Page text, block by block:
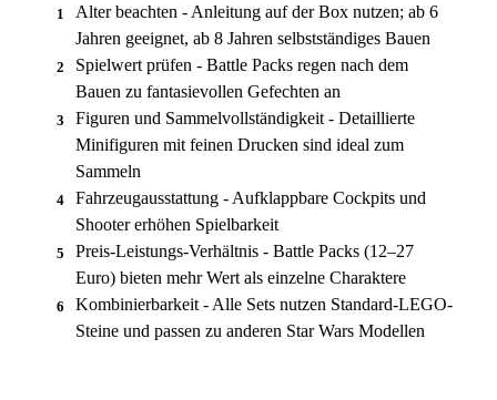
1
Alter beachten - Anleitung auf der Box nutzen; ab 6
Jahren geeignet, ab 8 Jahren selbstständiges Bauen
2
Spielwert prüfen - Battle Packs regen nach dem
Bauen zu fantasievollen Gefechten an
3
Figuren und Sammelvollständigkeit - Detaillierte
Minifiguren mit feinen Drucken sind ideal zum
Sammeln
4
Fahrzeugausstattung - Aufklappbare Cockpits und
Shooter erhöhen Spielbarkeit
5
Preis-Leistungs-Verhältnis - Battle Packs (12–27
Euro) bieten mehr Wert als einzelne Charaktere
6
Kombinierbarkeit - Alle Sets nutzen Standard-LEGO-
Steine und passen zu anderen Star Wars Modellen